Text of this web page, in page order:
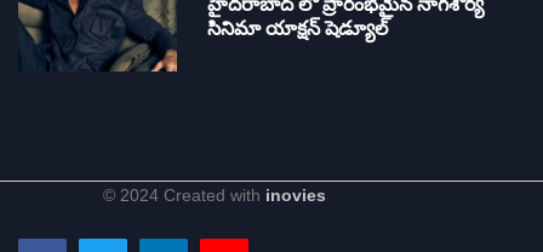
సినిమా యాక్షన్ షెడ్యూల్
© 2024 Created with inovies